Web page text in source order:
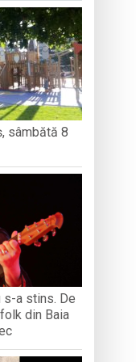
sâmbătă 8
s-a stins. De
din Baia